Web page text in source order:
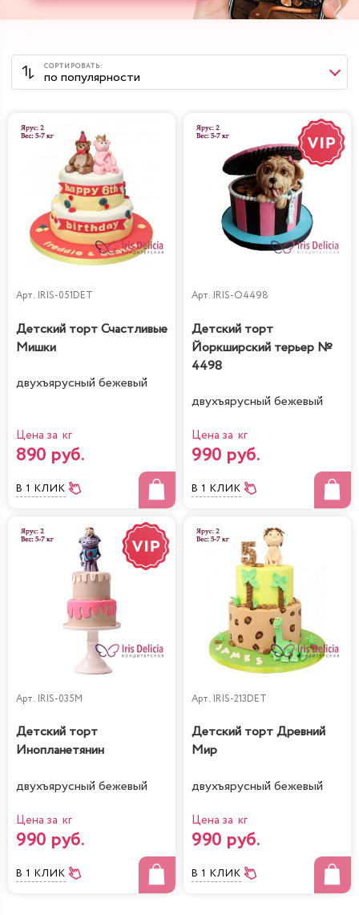
Арт. IRIS-051DET
Детский торт Счастливые
Мишки
двухъярусный бежевый
Цена за кг
890 руб.
В 1 КЛИК
Арт. IRIS-O4498
Детский торт
Йоркширский терьер №
4498
двухъярусный бежевый
Цена за кг
990 руб.
В 1 КЛИК
Арт. IRIS-035M
Детский торт
Инопланетянин
двухъярусный бежевый
Цена за кг
990 руб.
В 1 КЛИК
Арт. IRIS-213DET
Детский торт Древний
Мир
двухъярусный бежевый
Цена за кг
990 руб.
В 1 КЛИК